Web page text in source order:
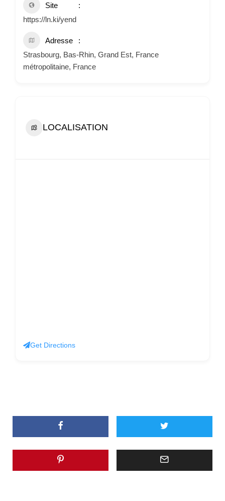
Site
https://ln.ki/yend
Adresse
Strasbourg, Bas-Rhin, Grand Est, France
métropolitaine, France
LOCALISATION
Get Directions